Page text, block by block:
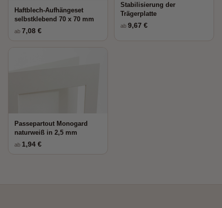
Haftblech-Aufhängeset
selbstklebend 70 x 70 mm
ab 7,08 €
Stabilisierung der
Trägerplatte
ab 9,67 €
Passepartout Monogard
naturweiß in 2,5 mm
ab 1,94 €